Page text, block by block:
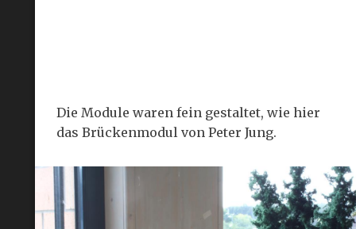
Die Module waren fein gestaltet, wie hier
das Brückenmodul von Peter Jung.